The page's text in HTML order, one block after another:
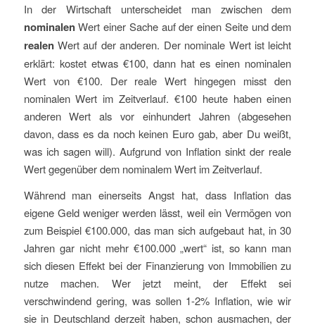
In der Wirtschaft unterscheidet man zwischen dem
nominalenWert einer Sache auf der einen Seite und dem
realenWert auf der anderen. Der nominale Wert ist leicht
erklärt: kostet etwas €100, dann hat es einen nominalen
Wert von €100. Der reale Wert hingegen misst den
nominalen Wert im Zeitverlauf. €100 heute haben einen
anderen Wert als vor einhundert Jahren (abgesehen
davon, dass es da noch keinen Euro gab, aber Du weißt,
was ich sagen will). Aufgrund von Inflation sinkt der reale
Wert gegenüber dem nominalem Wert im Zeitverlauf.
Während man einerseits Angst hat, dass Inflation das
eigene Geld weniger werden lässt, weil ein Vermögen von
zum Beispiel €100.000, das man sich aufgebaut hat, in 30
Jahren gar nicht mehr €100.000 „wert“ ist, so kann man
sich diesen Effekt bei der Finanzierung von Immobilien zu
nutze machen. Wer jetzt meint, der Effekt sei
verschwindend gering, was sollen 1-2% Inflation, wie wir
sie in Deutschland derzeit haben, schon ausmachen, der